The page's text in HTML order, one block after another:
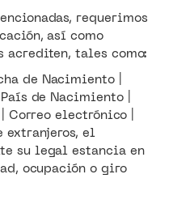
requerimos
así como
acrediten, tales como:
de Nacimiento |
de Nacimiento |
electrónico |
extranjeros, el
su legal estancia en
ocupación o giro